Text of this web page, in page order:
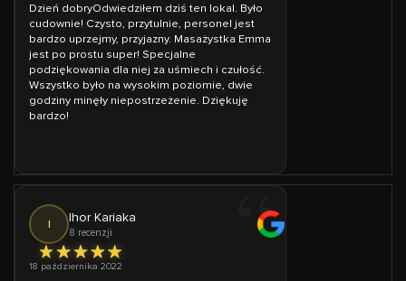
Dzień dobryOdwiedziłem dziś ten lokal. Było
cudownie! Czysto, przytulnie, personel jest
bardzo uprzejmy, przyjazny. Masażystka Emma
jest po prostu super! Specjalne
podziękowania dla niej za uśmiech i czułość.
Wszystko było na wysokim poziomie, dwie
godziny minęły niepostrzeżenie. Dziękuję
bardzo!
I Ihor Kariaka
8 recenzji
18 października 2022